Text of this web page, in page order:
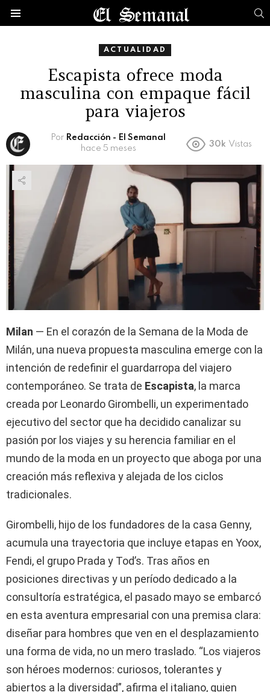
ACTUALIDAD
Escapista ofrece moda
masculina con empaque fácil
para viajeros
Por Redacción - El Semanal
hace 5 meses
30k Vistas
Milan — En el corazón de la Semana de la Moda de
Milán, una nueva propuesta masculina emerge con la
intención de redefinir el guardarropa del viajero
contemporáneo. Se trata de Escapista, la marca
creada por Leonardo Girombelli, un experimentado
ejecutivo del sector que ha decidido canalizar su
pasión por los viajes y su herencia familiar en el
mundo de la moda en un proyecto que aboga por una
creación más reflexiva y alejada de los ciclos
tradicionales.
Girombelli, hijo de los fundadores de la casa Genny,
acumula una trayectoria que incluye etapas en Yoox,
Fendi, el grupo Prada y Tod’s. Tras años en
posiciones directivas y un período dedicado a la
consultoría estratégica, el pasado mayo se embarcó
en esta aventura empresarial con una premisa clara:
diseñar para hombres que ven en el desplazamiento
una forma de vida, no un mero traslado. “Los viajeros
son héroes modernos: curiosos, tolerantes y
abiertos a la diversidad”, afirma el italiano, quien